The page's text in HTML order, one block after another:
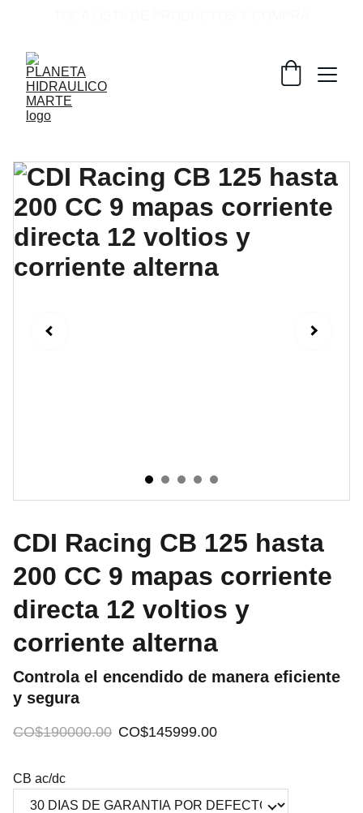
CDI Racing CB 125 hasta
200 CC 9 mapas corriente
directa 12 voltios y
corriente alterna
Controla el encendido de manera eficiente
y segura
CO$190000.00 CO$145999.00
CB ac/dc